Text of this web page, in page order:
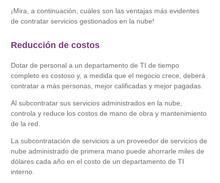
¡Mira, a continuación, cuáles son las ventajas más evidentes
de contratar servicios gestionados en la nube!
Reducción de costos
Dotar de personal a un departamento de TI de tiempo
completo es costoso y, a medida que el negocio crece, deberá
contratar a más personas, mejor calificadas y mejor pagadas.
Al subcontratar sus servicios administrados en la nube,
controla y reduce los costos de mano de obra y mantenimiento
de la red.
La subcontratación de servicios a un proveedor de servicios de
nube administrado de primera mano puede ahorrarle miles de
dólares cada año en el costo de un departamento de TI
interno.